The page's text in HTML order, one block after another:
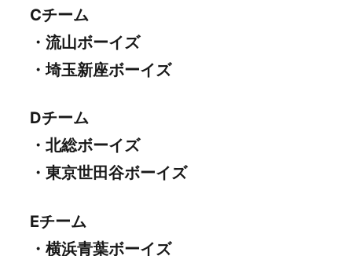
Cチーム
・流山ボーイズ
・埼玉新座ボーイズ
Dチーム
・北総ボーイズ
・東京世田谷ボーイズ
Eチーム
・横浜青葉ボーイズ